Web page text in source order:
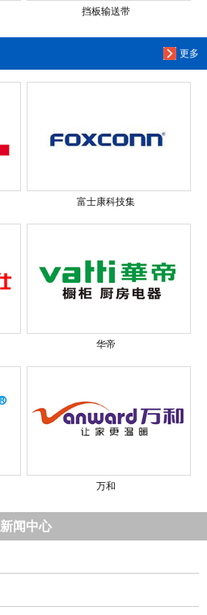
挡板输送带
更多
富士康科技集
华帝
万和
新闻中心